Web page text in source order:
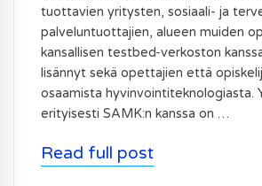
tuottavien yritysten, sosiaali- ja
palveluntuottajien, alueen muiden
kansallisen testbed-verkoston
lisännyt sekä opettajien että
osaamista hyvinvointiteknologiasta.
erityisesti SAMK:n kanssa on …
Read full post